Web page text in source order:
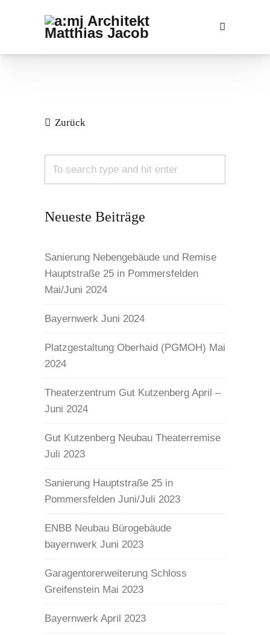
Zurück
Neueste Beiträge
Sanierung Nebengebäude und Remise
Hauptstraße 25 in Pommersfelden
Mai/Juni 2024
Bayernwerk Juni 2024
Platzgestaltung Oberhaid (PGMOH) Mai
2024
Theaterzentrum Gut Kutzenberg April –
Juni 2024
Gut Kutzenberg Neubau Theaterremise
Juli 2023
Sanierung Hauptstraße 25 in
Pommersfelden Juni/Juli 2023
ENBB Neubau Bürogebäude
bayernwerk Juni 2023
Garagentorerweiterung Schloss
Greifenstein Mai 2023
Bayernwerk April 2023